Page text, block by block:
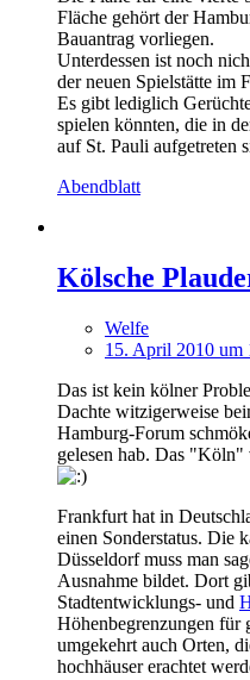
Fläche gehört der
Bauantrag vorliegen.
Unterdessen ist noch
der neuen Spielstätte im
Es gibt lediglich
spielen könnten, die in
auf St. Pauli aufgetreten
Abendblatt
Kölsche
Welfe
15. April 2010 um
Das ist kein kölner
Dachte witzigerweise
Hamburg-Forum
gelesen hab. Das "Köln"
Frankfurt hat in
einen Sonderstatus. Die
Düsseldorf muss man
Ausnahme bildet. Dort
Stadtentwicklungs- und
Höhenbegrenzungen für
umgekehrt auch Orten,
hochhäuser erachtet